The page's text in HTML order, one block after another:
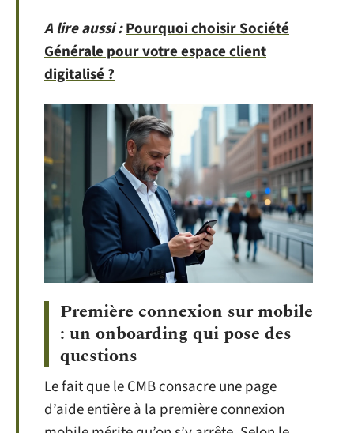
A lire aussi :Pourquoi choisir Société
Générale pour votre espace client
digitalisé ?
Première connexion sur mobile
: un onboarding qui pose des
questions
Le fait que le CMB consacre une page
d’aide entière à la première connexion